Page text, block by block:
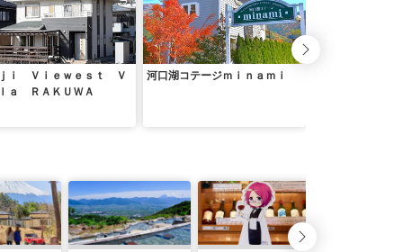
ｉ Ｖｉｅｗｅｓｔ Ｖ
ａ ＲＡＫＵＷＡ
河口湖コテージｍｉｎａｍｉ